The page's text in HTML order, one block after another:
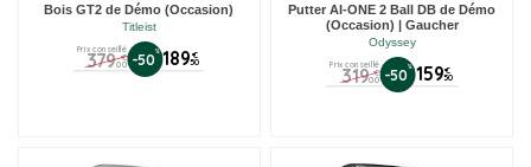
Bois GT2 de Démo (Occasion)
Titleist
Prix conseillé
379 €
00 -50% 189 €
50
Putter AI-ONE 2 Ball DB de Démo
(Occasion) | Gaucher
Odyssey
Prix conseillé
319 €
00 -50% 159 €
50